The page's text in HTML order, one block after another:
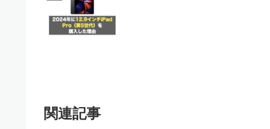
関連記事